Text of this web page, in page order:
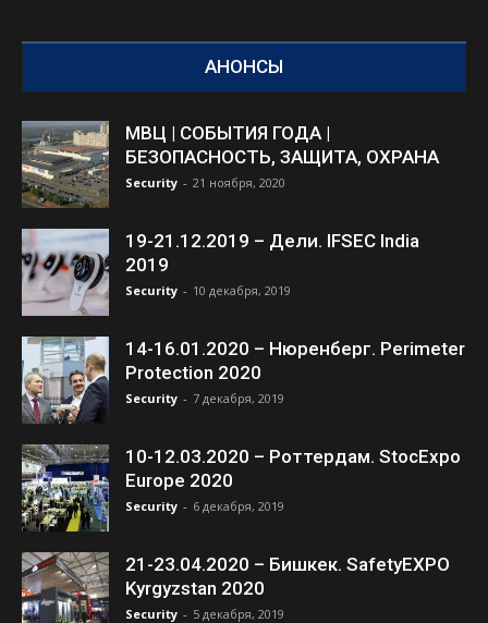
АНОНСЫ
МВЦ | СОБЫТИЯ ГОДА |
БЕЗОПАСНОСТЬ, ЗАЩИТА, ОХРАНА
Security - 21 ноября, 2020
19-21.12.2019 – Дели. IFSEC India
2019
Security - 10 декабря, 2019
14-16.01.2020 – Нюренберг. Perimeter
Protection 2020
Security - 7 декабря, 2019
10-12.03.2020 – Роттердам. StocExpo
Europe 2020
Security - 6 декабря, 2019
21-23.04.2020 – Бишкек. SafetyEXPO
Kyrgyzstan 2020
Security - 5 декабря, 2019